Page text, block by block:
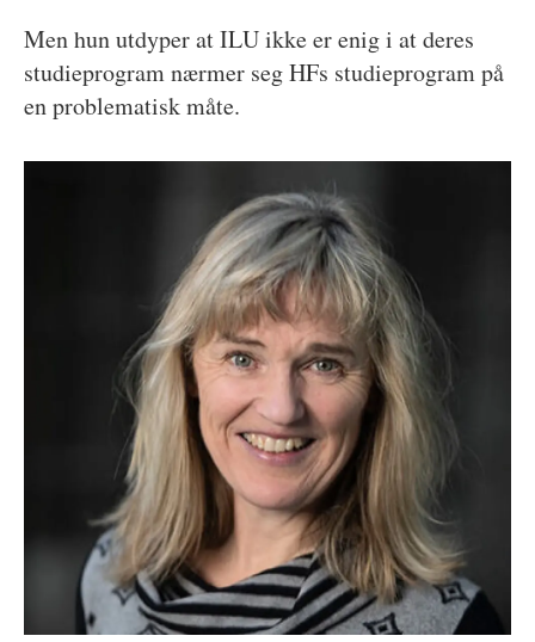
Men hun utdyper at ILU ikke er enig i at deres
studieprogram nærmer seg HFs studieprogram på
en problematisk måte.